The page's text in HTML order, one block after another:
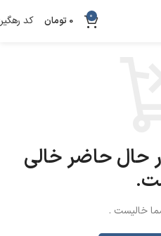
0
0 تومان کد
حال حاضر خالی
خالیست .